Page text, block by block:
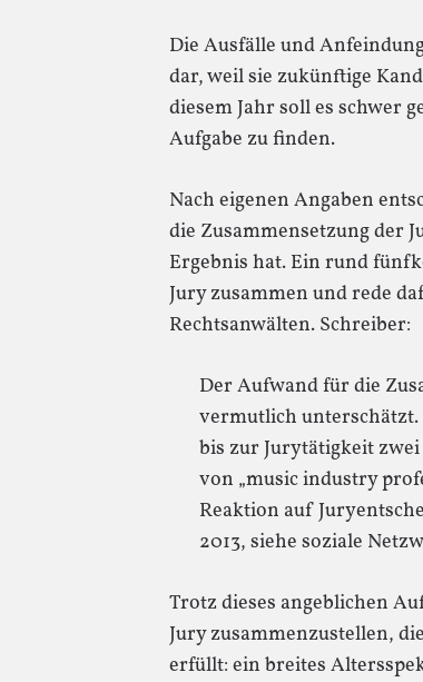
Die Ausfälle und
dar, weil sie zukünftige
diesem Jahr soll es schwer
Aufgabe zu finden.
Nach eigenen Angaben
die Zusammensetzung der
Ergebnis hat. Ein rund
Jury zusammen und rede
Rechtsanwälten. Schreiber:
Der Aufwand für die
vermutlich
bis zur Jurytätigkeit
von „music industry
Reaktion auf
2013, siehe soziale
Trotz dieses angeblichen
Jury zusammenzustellen,
erfüllt: ein breites